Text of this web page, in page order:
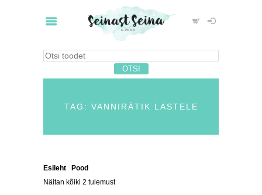
TAG: VANNIRÄTIK LASTELE
Esileht Pood
Näitan kõiki 2 tulemust